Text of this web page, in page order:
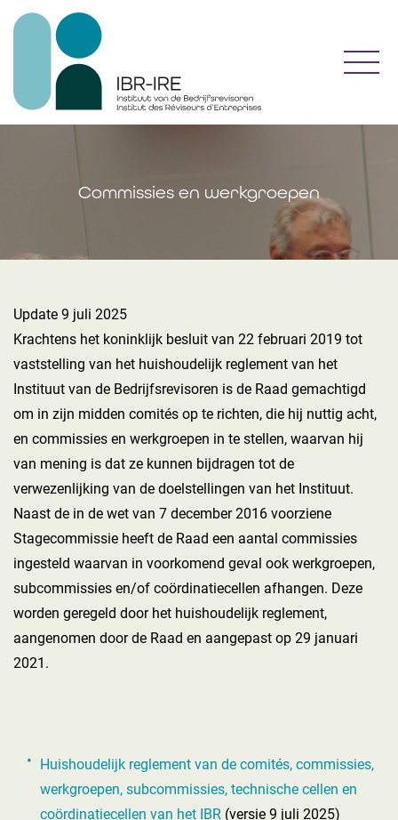
Commissies en werkgroepen
Update 9 juli 2025
Krachtens het koninklijk besluit van 22 februari 2019 tot
vaststelling van het huishoudelijk reglement van het
Instituut van de Bedrijfsrevisoren is de Raad gemachtigd
om in zijn midden comités op te richten, die hij nuttig acht,
en commissies en werkgroepen in te stellen, waarvan hij
van mening is dat ze kunnen bijdragen tot de
verwezenlijking van de doelstellingen van het Instituut.
Naast de in de wet van 7 december 2016 voorziene
Stagecommissie heeft de Raad een aantal commissies
ingesteld waarvan in voorkomend geval ook werkgroepen,
subcommissies en/of coördinatiecellen afhangen. Deze
worden geregeld door het huishoudelijk reglement,
aangenomen door de Raad en aangepast op 29 januari
2021.
Huishoudelijk reglement van de comités, commissies,
werkgroepen, subcommissies, technische cellen en
coördinatiecellen van het IBR (versie 9 juli 2025)